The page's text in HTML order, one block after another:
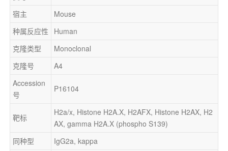
宿主
Mouse
种属反应性
Human
克隆类型
Monoclonal
克隆号
A4
Accession
号
P16104
靶标
H2a/x, Histone H2A.X, H2AFX, Histone H2AX, H2
AX, gamma H2A.X (phospho S139)
同种型
IgG2a, kappa